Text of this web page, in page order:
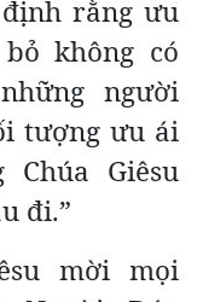
rằng ưu
không có
người
tượng ưu ái
Chúa Giêsu
đi.”
mời mọi